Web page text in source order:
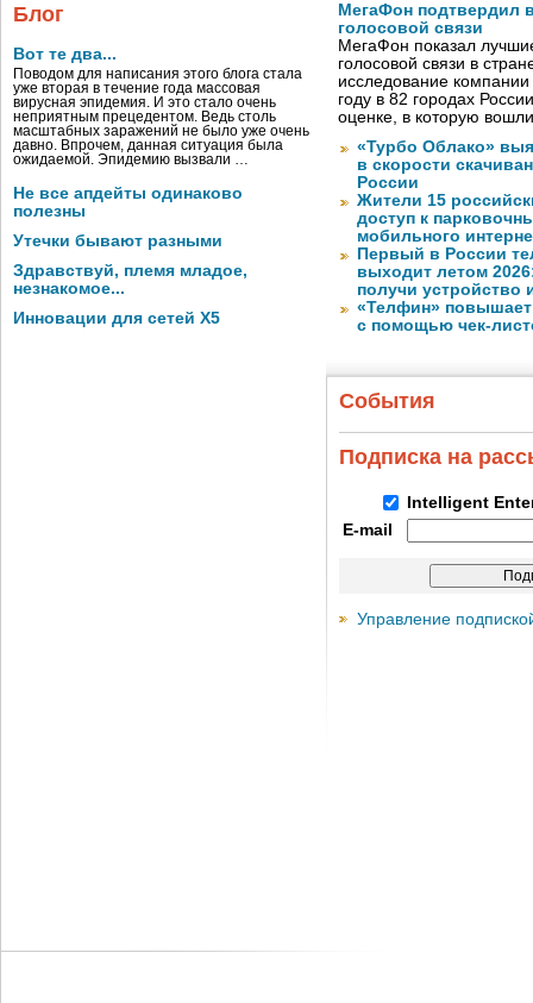
Блог
Вот те два...
Поводом для написания этого блога стала
уже вторая в течение года массовая
вирусная эпидемия. И это стало очень
неприятным прецедентом. Ведь столь
масштабных заражений не было уже очень
давно. Впрочем, данная ситуация была
ожидаемой. Эпидемию вызвали …
Не все апдейты одинаково
полезны
Утечки бывают разными
Здравствуй, племя младое,
незнакомое...
Инновации для сетей X5
МегаФон подтвердил
голосовой связи
МегаФон показал
голосовой связи в
исследование
году в 82 городах
оценке, в которую
«Турбо Облако»
в скорости
России
Жители 15
доступ к
мобильного
Первый в России
выходит летом
получи устройство
«Телфин» повышает
с помощью чек-
События
Подписка на
Intelligent
E-mail
Управление